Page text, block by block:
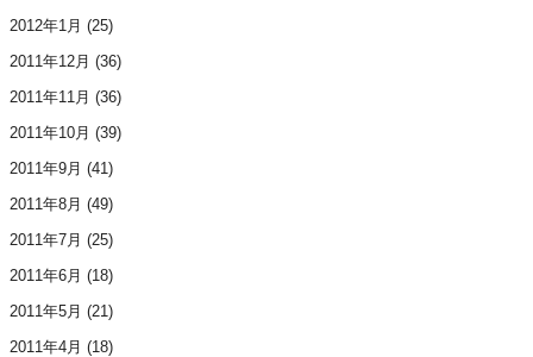
2012年1月 (25)
2011年12月 (36)
2011年11月 (36)
2011年10月 (39)
2011年9月 (41)
2011年8月 (49)
2011年7月 (25)
2011年6月 (18)
2011年5月 (21)
2011年4月 (18)